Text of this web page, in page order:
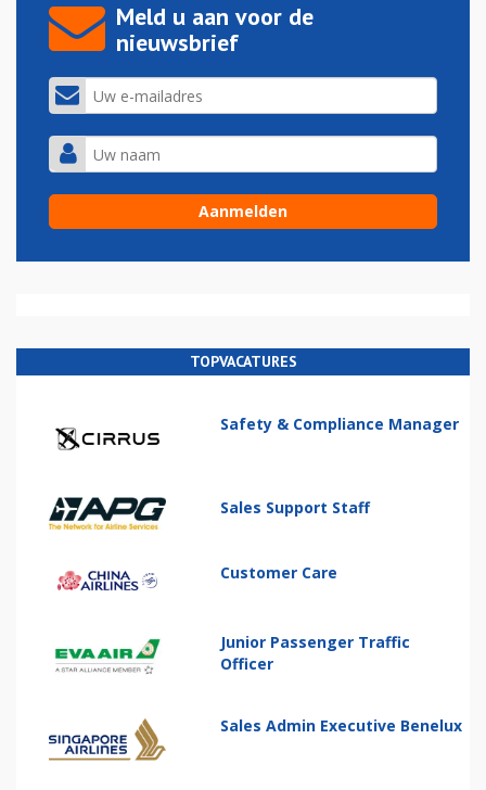
Meld u aan voor de
nieuwsbrief
TOPVACATURES
Safety & Compliance Manager
Sales Support Staff
Customer Care
Junior Passenger Traffic
Officer
Sales Admin Executive Benelux